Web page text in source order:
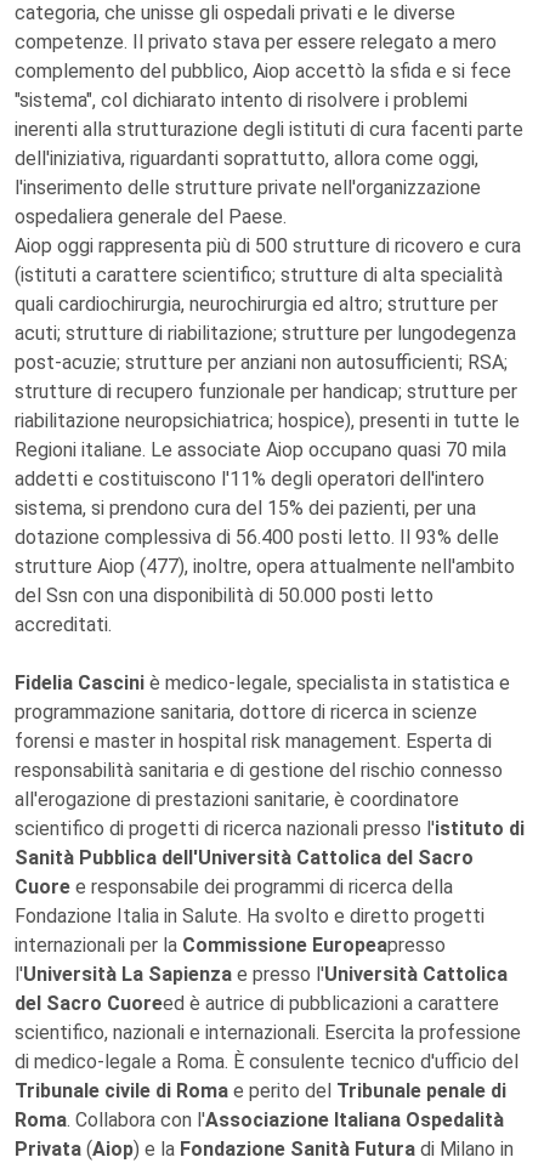
categoria, che unisse gli ospedali privati e le diverse
competenze. Il privato stava per essere relegato a mero
complemento del pubblico, Aiop accettò la sfida e si fece
"sistema", col dichiarato intento di risolvere i problemi
inerenti alla strutturazione degli istituti di cura facenti parte
dell'iniziativa, riguardanti soprattutto, allora come oggi,
l'inserimento delle strutture private nell'organizzazione
ospedaliera generale del Paese.
Aiop oggi rappresenta più di 500 strutture di ricovero e cura
(istituti a carattere scientifico; strutture di alta specialità
quali cardiochirurgia, neurochirurgia ed altro; strutture per
acuti; strutture di riabilitazione; strutture per lungodegenza
post-acuzie; strutture per anziani non autosufficienti; RSA;
strutture di recupero funzionale per handicap; strutture per
riabilitazione neuropsichiatrica; hospice), presenti in tutte le
Regioni italiane. Le associate Aiop occupano quasi 70 mila
addetti e costituiscono l'11% degli operatori dell'intero
sistema, si prendono cura del 15% dei pazienti, per una
dotazione complessiva di 56.400 posti letto. Il 93% delle
strutture Aiop (477), inoltre, opera attualmente nell'ambito
del Ssn con una disponibilità di 50.000 posti letto
accreditati.
Fidelia Cascini è medico-legale, specialista in statistica e
programmazione sanitaria, dottore di ricerca in scienze
forensi e master in hospital risk management. Esperta di
responsabilità sanitaria e di gestione del rischio connesso
all'erogazione di prestazioni sanitarie, è coordinatore
scientifico di progetti di ricerca nazionali presso l'istituto di
Sanità Pubblica dell'Università Cattolica del Sacro
Cuore e responsabile dei programmi di ricerca della
Fondazione Italia in Salute. Ha svolto e diretto progetti
internazionali per la Commissione Europeapresso
l'Università La Sapienza e presso l'Università Cattolica
del Sacro Cuoreed è autrice di pubblicazioni a carattere
scientifico, nazionali e internazionali. Esercita la professione
di medico-legale a Roma. È consulente tecnico d'ufficio del
Tribunale civile di Roma e perito del Tribunale penale di
Roma. Collabora con l'Associazione Italiana Ospedalità
Privata (Aiop) e la Fondazione Sanità Futura di Milano in